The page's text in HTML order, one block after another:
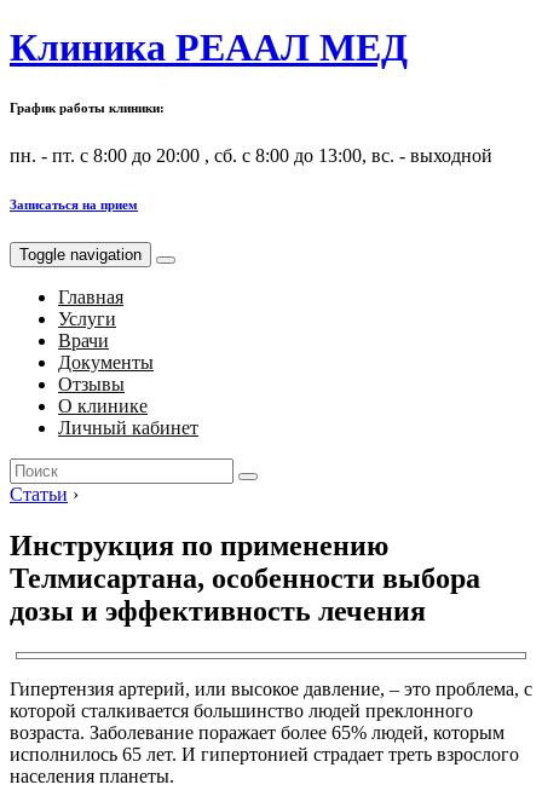
Клиника РЕААЛ МЕД
График работы клиники:
пн. - пт. с 8:00 до 20:00 , сб. с 8:00 до 13:00, вс. - выходной
Записаться на прием
Toggle navigation
Главная
Услуги
Врачи
Документы
Отзывы
О клинике
Личный кабинет
Search
for:
Статьи ›
Инструкция по применению
Телмисартана, особенности выбора
дозы и эффективность лечения
Гипертензия артерий, или высокое давление, – это проблема, с
которой сталкивается большинство людей преклонного
возраста. Заболевание поражает более 65% людей, которым
исполнилось 65 лет. И гипертонией страдает треть взрослого
населения планеты.